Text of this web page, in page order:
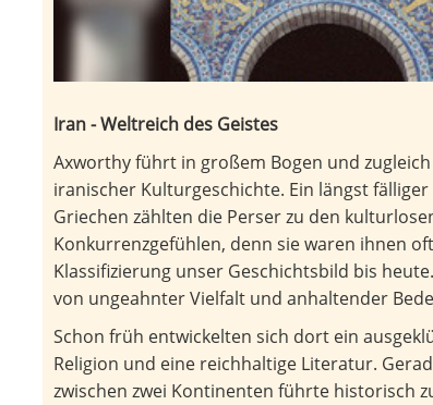
Iran - Weltreich des Geistes
Axworthy führt in großem Bogen und
iranischer Kulturgeschichte. Ein längst
Griechen zählten die Perser zu den
Konkurrenzgefühlen, denn sie waren ihnen
Klassifizierung unser Geschichtsbild bis
von ungeahnter Vielfalt und anhaltender
Schon früh entwickelten sich dort ein
Religion und eine reichhaltige Literatur.
zwischen zwei Kontinenten führte historisch